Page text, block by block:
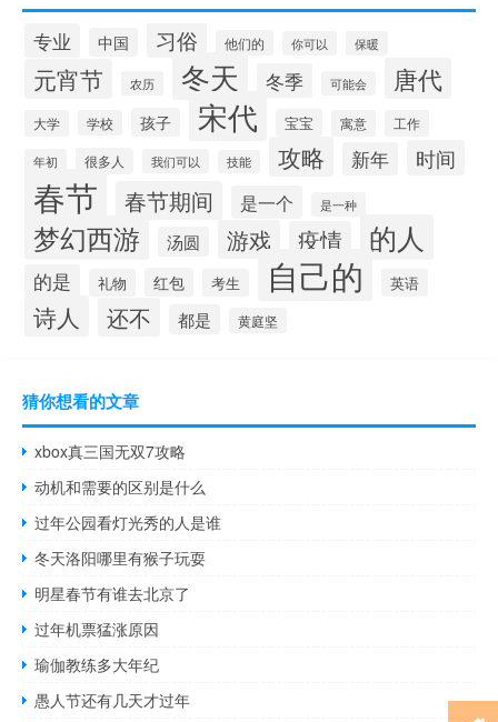
专业 中国 习俗 他们的 你可以 保暖
元宵节 农历 冬天 冬季 可能会 唐代
大学 学校 孩子 宋代 宝宝 寓意 工作
年初 很多人 我们可以 技能 攻略 新年 时间
春节 春节期间 是一个 是一种
梦幻西游 汤圆 游戏 疫情 的人
的是 礼物 红包 考生 自己的 英语
诗人 还不 都是 黄庭坚
猜你想看的文章
xbox真三国无双7攻略
动机和需要的区别是什么
过年公园看灯光秀的人是谁
冬天洛阳哪里有猴子玩耍
明星春节有谁去北京了
过年机票猛涨原因
瑜伽教练多大年纪
愚人节还有几天才过年